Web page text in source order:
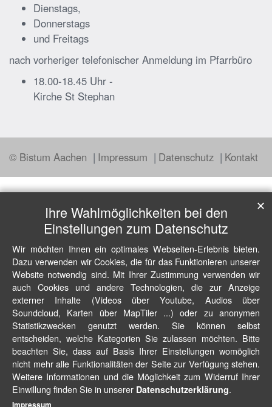
Dienstags,
Donnerstags
und Freitags
nach vorheriger telefonischer Anmeldung im Pfarrbüro
18.00-18.45 Uhr -
Kirche St Stephan
© Bistum Aachen Impressum Datenschutz Kontakt
Ihre Wahlmöglichkeiten bei den
Einstellungen zum Datenschutz
Wir möchten Ihnen ein optimales Webseiten-Erlebnis bieten.
Dazu verwenden wir Cookies, die für das Funktionieren unserer
Website notwendig sind. Mit Ihrer Zustimmung verwenden wir
auch Cookies und andere Technologien, die zur Anzeige
externer Inhalte (Videos über Youtube, Audios über
Soundcloud, Karten über MapTiler ...) oder zu anonymen
Statistikzwecken genutzt werden. Sie können selbst
entscheiden, welche Kategorien Sie zulassen möchten. Bitte
beachten Sie, dass auf Basis Ihrer Einstellungen womöglich
nicht mehr alle Funktionalitäten der Seite zur Verfügung stehen.
Weitere Informationen und die Möglichkeit zum Widerruf Ihrer
Einwillung finden Sie in unserer Datenschutzerklärung.
✕
Impressum